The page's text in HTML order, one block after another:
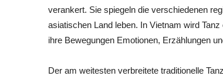
verankert. Sie spiegeln die verschiedenen
asiatischen Land leben. In Vietnam wird
ihre Bewegungen Emotionen, Erzählungen
Der am weitesten verbreitete traditionelle